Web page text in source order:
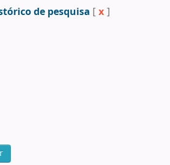
de pesquisa [ x ]